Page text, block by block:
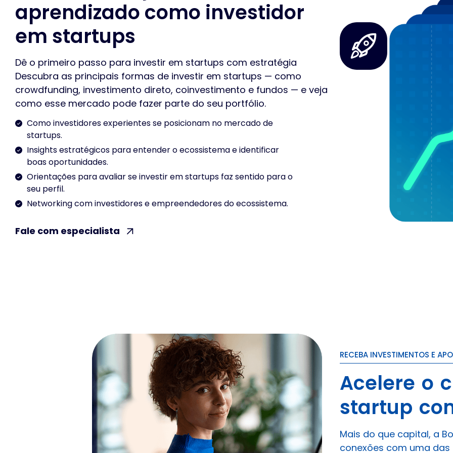
aprendizado como investidor
em startups
Dê o primeiro passo para investir em startups com estratégia
Descubra as principais formas de investir em startups — como
crowdfunding, investimento direto, coinvestimento e fundos — e veja
como esse mercado pode fazer parte do seu portfólio.
Como investidores experientes se posicionam no mercado de
startups.
Insights estratégicos para entender o ecossistema e identificar
boas oportunidades.
Orientações para avaliar se investir em startups faz sentido para o
seu perfil.
Networking com investidores e empreendedores do ecossistema.
Fale com especialista
RECEBA INVESTIMENTOS E
Acelere o
startup
Mais do que capital, a
conexões com uma